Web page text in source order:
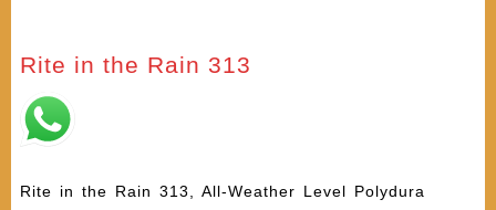
Rite in the Rain 313
Rite in the Rain 313, All-Weather Level Polydura